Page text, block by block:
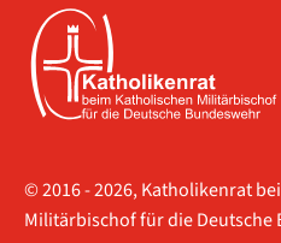
© 2016 - 2026, Katholikenrat
Militärbischof für die Deutsche